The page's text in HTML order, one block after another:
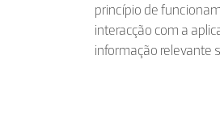
princípio de
interacção com a
informação relevante